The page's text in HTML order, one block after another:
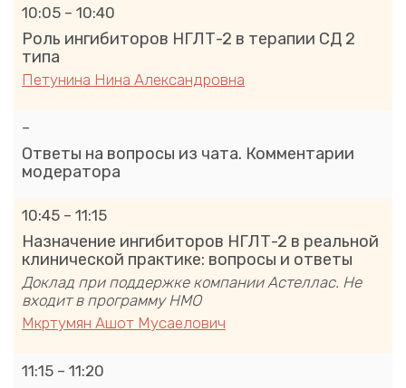
10:05 – 10:40
Роль ингибиторов НГЛТ-2 в терапии СД 2
типа
Петунина Нина Александровна
–
Ответы на вопросы из чата. Комментарии
модератора
10:45 – 11:15
Назначение ингибиторов НГЛТ-2 в реальной
клинической практике: вопросы и ответы
Доклад при поддержке компании Астеллас. Не
входит в программу НМО
Мкртумян Ашот Мусаелович
11:15 – 11:20